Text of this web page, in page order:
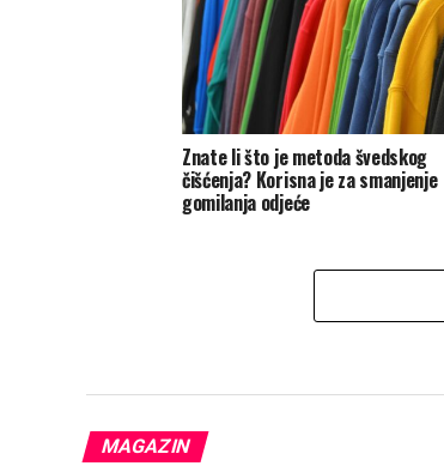
Znate li što je metoda švedskog
čišćenja? Korisna je za smanjenje
gomilanja odjeće
MAGAZIN